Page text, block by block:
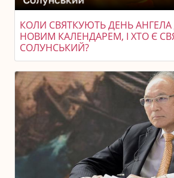
КОЛИ СВЯТКУЮТЬ ДЕНЬ
НОВИМ КАЛЕНДАРЕМ, І ХТО Є
СОЛУНСЬКИЙ?